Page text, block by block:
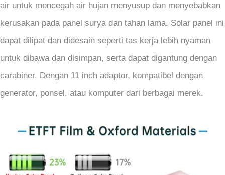
air untuk mencegah air hujan menyusup dan menyebabkan
kerusakan pada panel surya dan tahan lama. Solar panel ini
dapat dilipat dan didesain seperti tas kerja lebih nyaman
untuk dibawa dan disimpan, serta dapat digantung dengan
carabiner. Dengan 11 inch adaptor, kompatibel dengan
generator, ponsel, atau komputer dari berbagai merek.